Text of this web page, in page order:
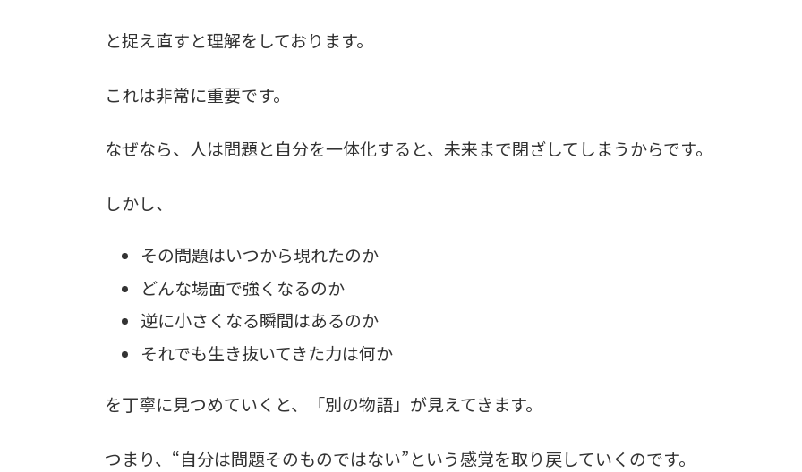
と捉え直すと理解をしております。
これは非常に重要です。
なぜなら、人は問題と自分を一体化すると、未来まで閉ざしてしまうからです。
しかし、
その問題はいつから現れたのか
どんな場面で強くなるのか
逆に小さくなる瞬間はあるのか
それでも生き抜いてきた力は何か
を丁寧に見つめていくと、「別の物語」が見えてきます。
つまり、“自分は問題そのものではない”という感覚を取り戻していくのです。